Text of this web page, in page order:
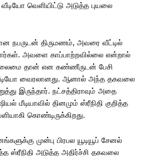
வெளியிட்டு அடுத்த புயலை
நபருடன் திருமணம், அவரை வீட்டில்
அவளை காப்பாற்றவில்லை என்றால்
தான் என கண்ணீருடன் பேசி
வீடியோ வைரலானது. ஆனால் அந்த தகவலை
இருந்தார். நட்சத்திராவும் அதை
மீடியாவில் தினமும் ஸ்ரீநிதி குறித்த
கொண்டிருக்கிறது.
முன்பு பிரபல யூடியூப் சேனல்
ஸ்ரீநிதி அடுத்த அதிர்ச்சி தகவலை